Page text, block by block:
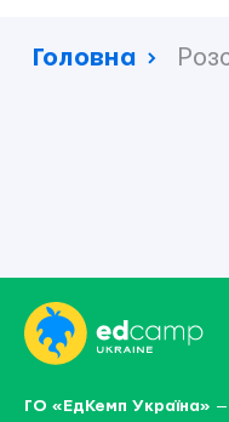
Головна
ГО «ЕдКемп Україна» —